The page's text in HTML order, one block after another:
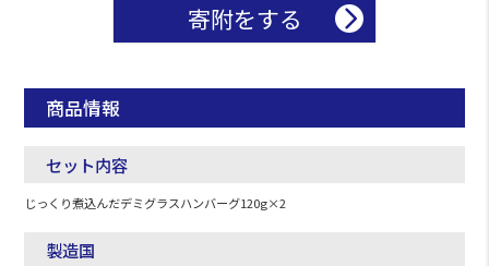
寄附をする
商品情報
セット内容
じっくり煮込んだデミグラスハンバーグ120g×2
製造国